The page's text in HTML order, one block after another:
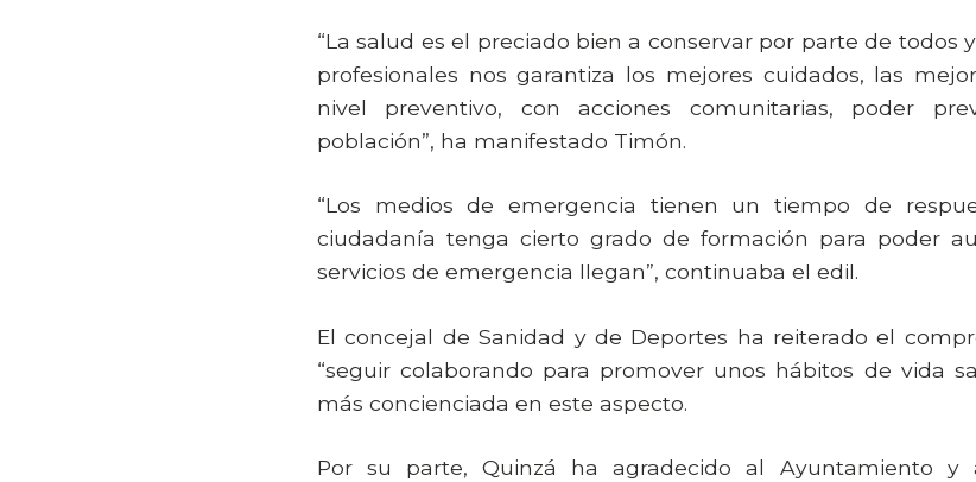
“La salud es el preciado bien a conservar por parte de todos
profesionales nos garantiza los mejores cuidados, las
nivel preventivo, con acciones comunitarias, poder
población”, ha manifestado Timón.
“Los medios de emergencia tienen un tiempo de
ciudadanía tenga cierto grado de formación para poder
servicios de emergencia llegan”, continuaba el edil.
El concejal de Sanidad y de Deportes ha reiterado el
“seguir colaborando para promover unos hábitos de vida
más concienciada en este aspecto.
Por su parte, Quinzá ha agradecido al Ayuntamiento